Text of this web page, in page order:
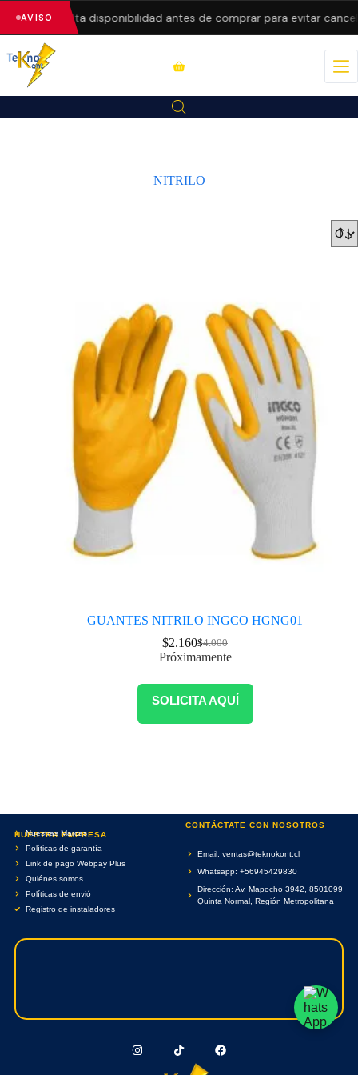
AVISOConsulta disponibilidad antes de comprar para evitar
NITRILO
GUANTES NITRILO INGCO HGNG01
$4.000
$2.160
Próximamente
SOLICITA AQUÍ
NUESTRA EMPRESA
Nuestras Marcas
Políticas de garantía
Link de pago Webpay Plus
Quiénes somos
Políticas de envió
Registro de instaladores
CONTÁCTATE CON NOSOTROS
Email: ventas@teknokont.cl
Whatsapp: +56945429830
Dirección: Av. Mapocho 3942, 8501099
Quinta Normal, Región Metropolitana